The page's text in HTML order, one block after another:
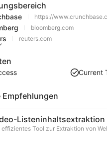
https://
bloomberg.com
reuters.com
Current
Empfehlungen
Listeninhaltsextraktion